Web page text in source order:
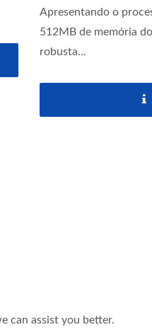
Apresentando o
512MB de memória
robusta...